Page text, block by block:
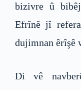
bizivre û
Efrînê jî
dujimnan êrîşê
Di vê